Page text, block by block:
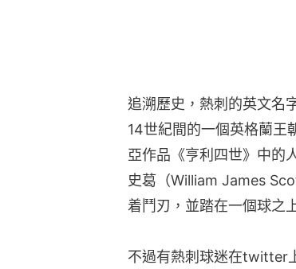
追溯歷史，熱刺的英文名
14世紀間的一個英格蘭
亞作品《亨利四世》中的
史葛（William James
着鬥刃，並踏在一個球之
不過有熱刺球迷在twitter